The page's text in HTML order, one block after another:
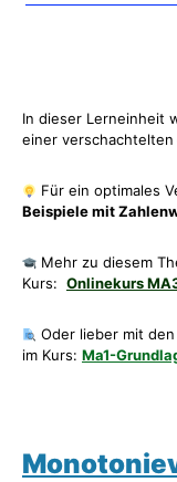
In dieser Lerneinheit
einer verschachtelten
Für ein optimales
Beispiele mit
Mehr zu diesem
Kurs: Onlinekurs
Oder lieber mit
im Kurs: Ma1-